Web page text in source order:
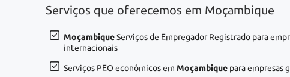
Serviços que oferecemos em Moçambique
MoçambiqueServiços de Empregador Registrado para
internacionais
Serviços PEO econômicos em Moçambique para empresas